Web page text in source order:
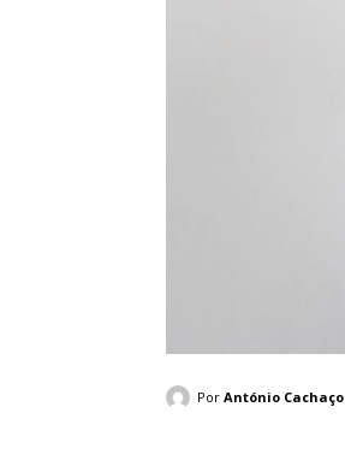
Por António Cachaço